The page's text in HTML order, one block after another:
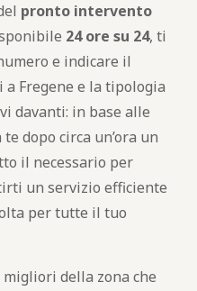
pronto intervento
24 ore su 24, ti
e indicare il
Fregene e la tipologia
davanti: in base alle
dopo circa un’ora un
il necessario per
un servizio efficiente
per tutte il tuo
della zona che